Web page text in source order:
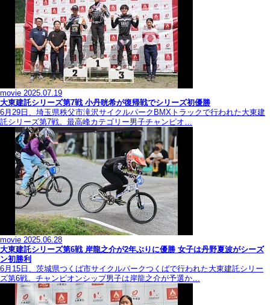
movie 2025.07.19
大東建託シリーズ第7戦 ⼩丹晄希が復帰戦でシリーズ初優勝
6月29日、埼玉県秩父市滝沢サイクルパークBMXトラックで行われた大東建
託シリーズ第7戦。最高峰カテゴリー男子チャンピオ…
movie 2025.06.28
大東建託シリーズ第6戦 岸龍之介が2年ぶりに優勝 女子は丹野夏波がシーズ
ン初勝利
6月15日、茨城県つくば市サイクルパークつくばで行われた大東建託シリー
ズ第6戦。チャンピオンシップ男子は岸龍之介が予選か…